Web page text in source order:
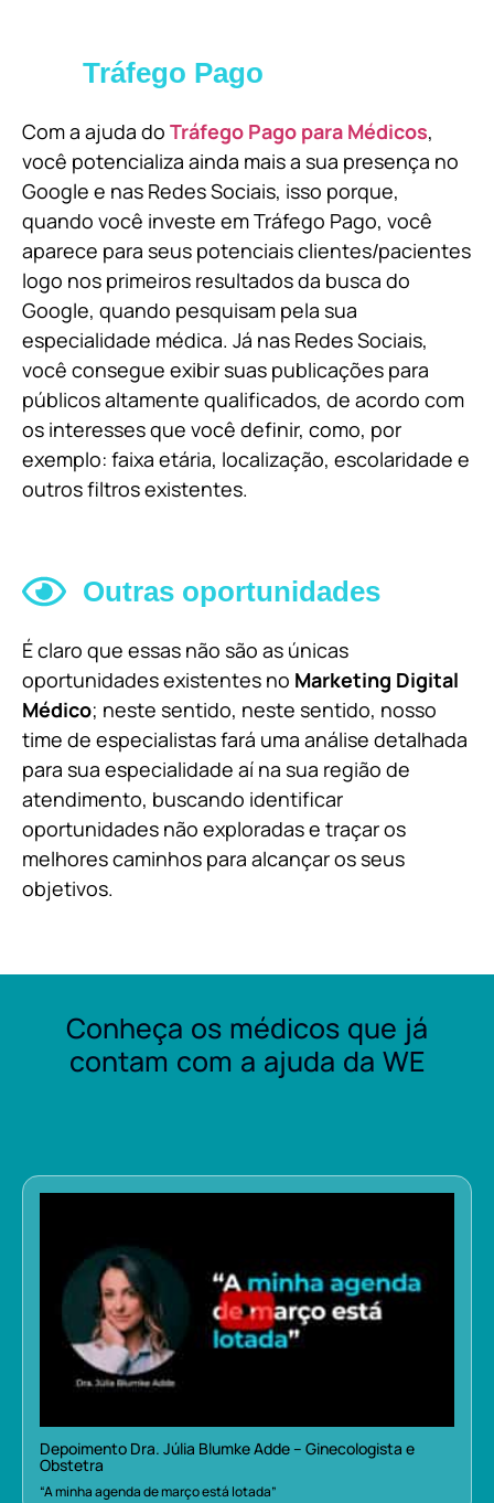
Tráfego Pago
Com a ajuda do Tráfego Pago para Médicos,
você potencializa ainda mais a sua presença no
Google e nas Redes Sociais, isso porque,
quando você investe em Tráfego Pago, você
aparece para seus potenciais clientes/pacientes
logo nos primeiros resultados da busca do
Google, quando pesquisam pela sua
especialidade médica. Já nas Redes Sociais,
você consegue exibir suas publicações para
públicos altamente qualificados, de acordo com
os interesses que você definir, como, por
exemplo: faixa etária, localização, escolaridade e
outros filtros existentes.
Outras oportunidades
É claro que essas não são as únicas
oportunidades existentes no Marketing Digital
Médico; neste sentido, neste sentido, nosso
time de especialistas fará uma análise detalhada
para sua especialidade aí na sua região de
atendimento, buscando identificar
oportunidades não exploradas e traçar os
melhores caminhos para alcançar os seus
objetivos.
Conheça os médicos que já
contam com a ajuda da WE
Depoimento Dra. Júlia Blumke Adde – Ginecologista e
Obstetra
“A minha agenda de março está lotada”